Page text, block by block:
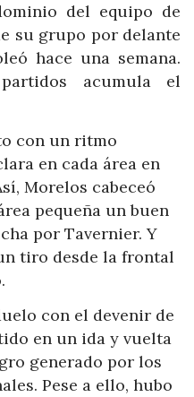
del equipo de
su grupo por delante
hace una semana.
acumula el
con un ritmo
en cada área en
Morelos cabeceó
pequeña un buen
por Tavernier. Y
tiro desde la frontal
con el devenir de
en un ida y vuelta
generado por los
Pese a ello, hubo